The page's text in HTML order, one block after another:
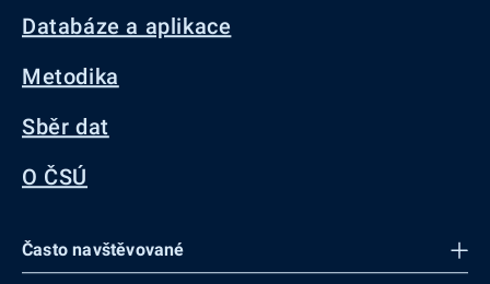
Databáze a aplikace
Metodika
Sběr dat
O ČSÚ
Často navštěvované